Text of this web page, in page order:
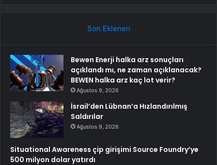
Son Eklenen
Bewen Enerji halka arz sonuçları
açıklandı mı, ne zaman açıklanacak?
BEWEN halka arz kaç lot verir?
Ağustos 9, 2026
İsrail’den Lübnan’a Hızlandırılmış
Saldırılar
Ağustos 9, 2026
Situational Awareness çip girişimi Source Foundry’ye
500 milyon dolar yatırdı